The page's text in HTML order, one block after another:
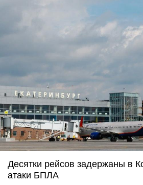
Десятки рейсов задержаны в
атаки БПЛА